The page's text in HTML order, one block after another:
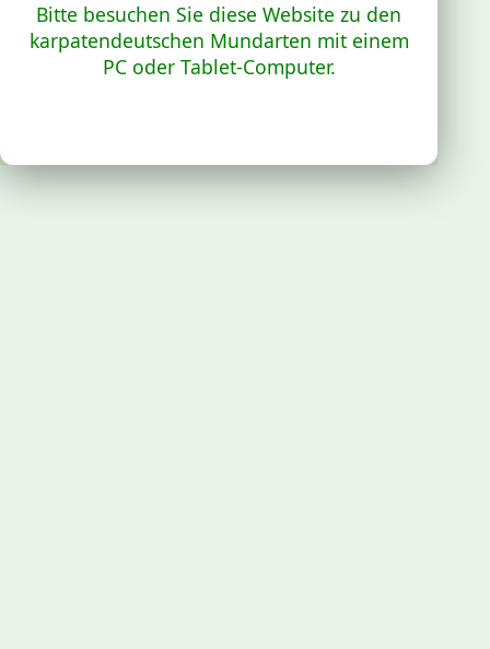
Bitte besuchen Sie diese Website zu den
karpatendeutschen Mundarten mit einem
PC oder Tablet-Computer.